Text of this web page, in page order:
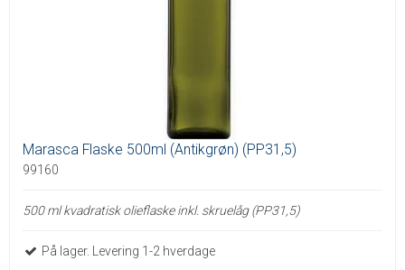
Marasca Flaske 500ml (Antikgrøn) (PP31,5)
99160
500 ml kvadratisk olieflaske inkl. skruelåg (PP31,5)
På lager. Levering 1-2 hverdage